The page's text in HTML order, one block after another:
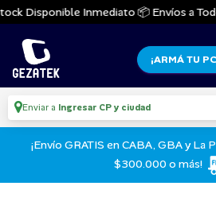
Disponible Inmediato 📦 Envíos a
¡ARMÁ TU
Enviar a Ingresar CP y ciudad
¡Envío GRATIS en CABA, GBA y La
$300.000 o más!